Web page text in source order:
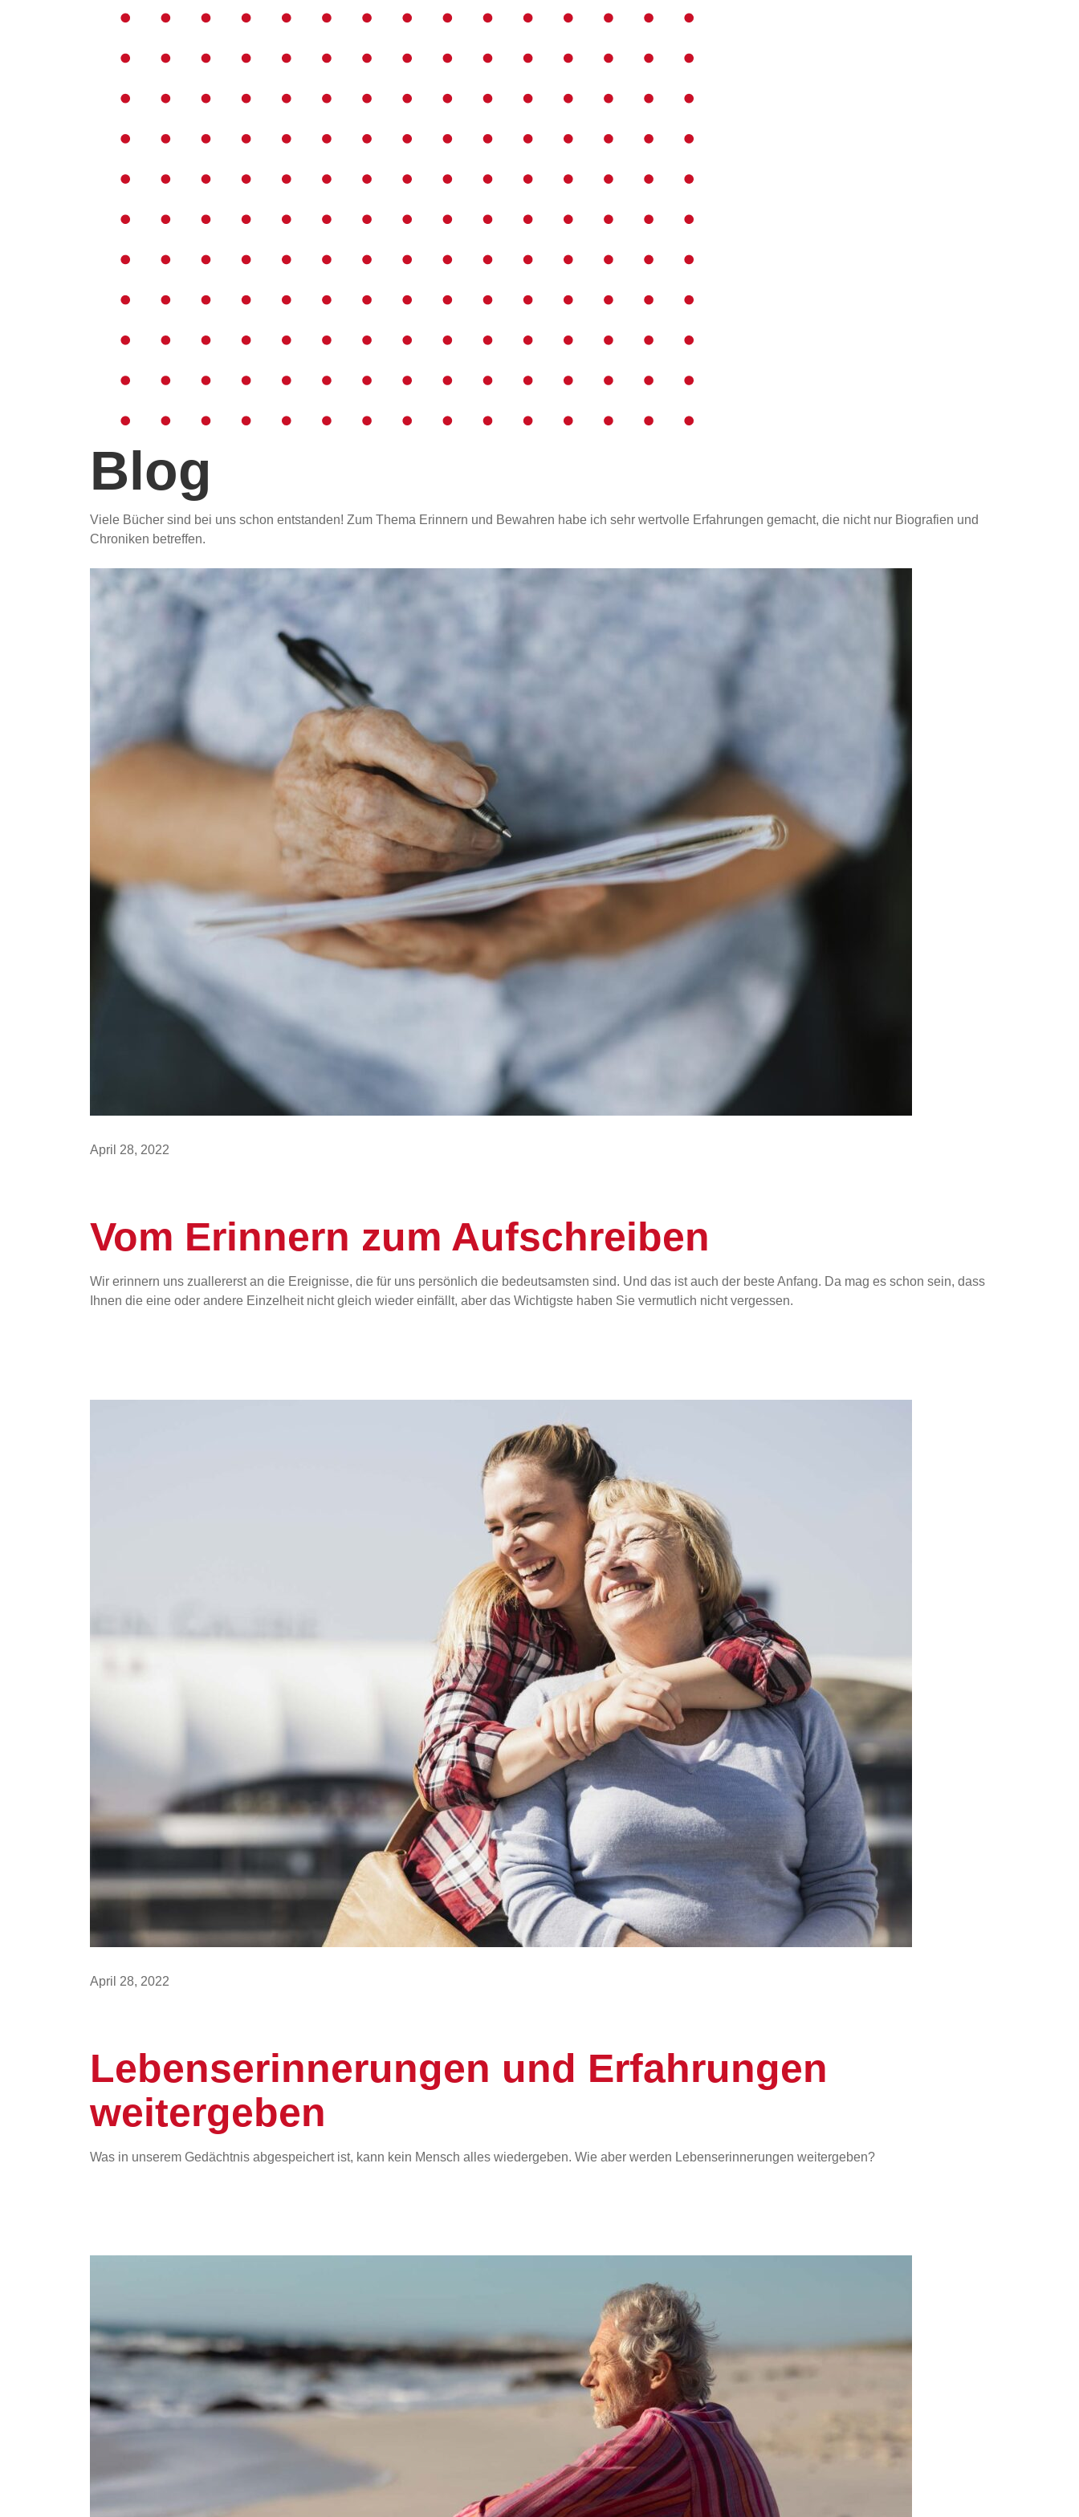
Blog
Viele Bücher sind bei uns schon entstanden! Zum Thema Erinnern und Bewahren habe ich sehr wertvolle Erfahrungen gemacht, die nicht nur Biografien und
Chroniken betreffen.
April 28, 2022
Vom Erinnern zum Aufschreiben
Wir erinnern uns zuallererst an die Ereignisse, die für uns persönlich die bedeutsamsten sind. Und das ist auch der beste Anfang. Da mag es schon sein, dass
Ihnen die eine oder andere Einzelheit nicht gleich wieder einfällt, aber das Wichtigste haben Sie vermutlich nicht vergessen.
April 28, 2022
Lebenserinnerungen und Erfahrungen
weitergeben
Was in unserem Gedächtnis abgespeichert ist, kann kein Mensch alles wiedergeben. Wie aber werden Lebenserinnerungen weitergeben?